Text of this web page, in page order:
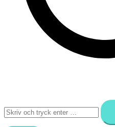
Sök
efter: